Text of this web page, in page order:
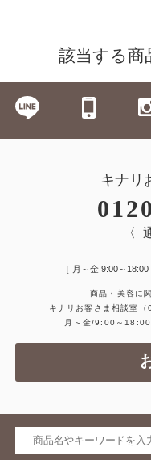
該当する商
キナリ
〈
［ 月～金 9:00～
商品・美容に
キナリお客さま相談室
月～金/9:00～